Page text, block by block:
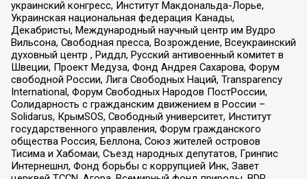
украинский конгресс, Институт Макдональда-Лорье,
Украинская национальная федерация Канады,
Декабристы, Международный научный центр им Вудро
Вильсона, Свободная пресса, Возрождение, Всеукраинский
духовный центр , Риддл, Русский антивоенный комитет в
Швеции, Проект Медуза, Фонд Андрея Сахарова, Форум
свободной России, Лига Свободных Наций, Transparеncy
International, Форум Свободных Народов ПостРоссии,
Солидарность с гражданским движением в России –
Solidarus, КрымSOS, Свободный университет, Институт
государственного управления, Форум гражданского
общества Россия, Беллона, Союз жителей островов
Тисима и Хабомаи, Съезд народных депутатов, Гринпис
Интернешнл, Фонд борьбы с коррупцией Инк, Завет